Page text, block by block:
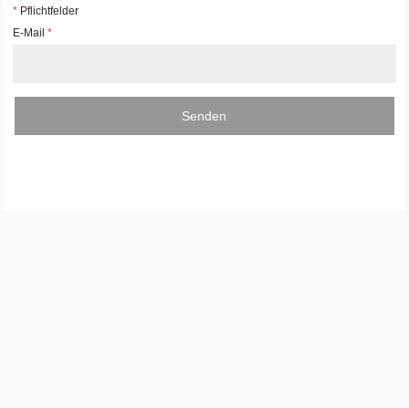
* Pflichtfelder
E-Mail*
Senden